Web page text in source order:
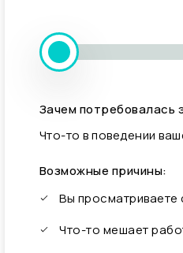
Зачем потребовалась
Что-то в поведении
Возможные причины:
Вы
Что-то мешает